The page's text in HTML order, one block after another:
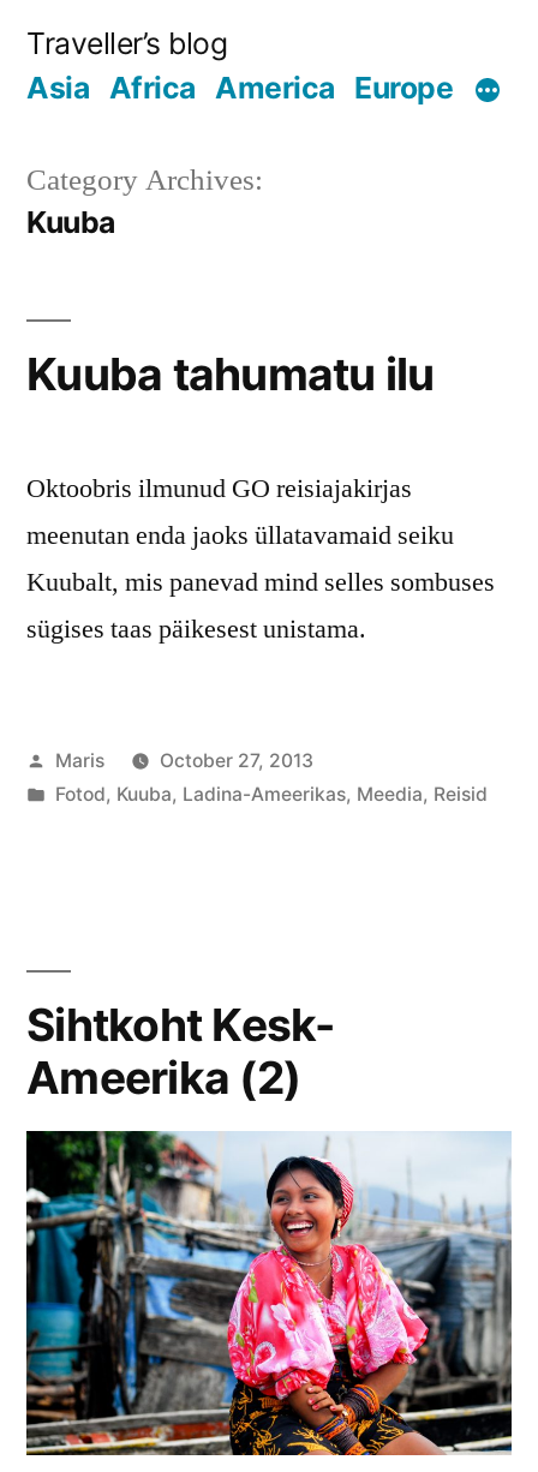
Traveller’s blog
Asia Africa America Europe
Category Archives:
Kuuba
Kuuba tahumatu ilu
Oktoobris ilmunud GO reisiajakirjas
meenutan enda jaoks üllatavamaid seiku
Kuubalt, mis panevad mind selles sombuses
sügises taas päikesest unistama.
Posted
by
Maris
October 27, 2013
Posted
Fotod, Kuuba, Ladina-Ameerikas, Meedia, Reisid
Sihtkoht Kesk-
Ameerika (2)